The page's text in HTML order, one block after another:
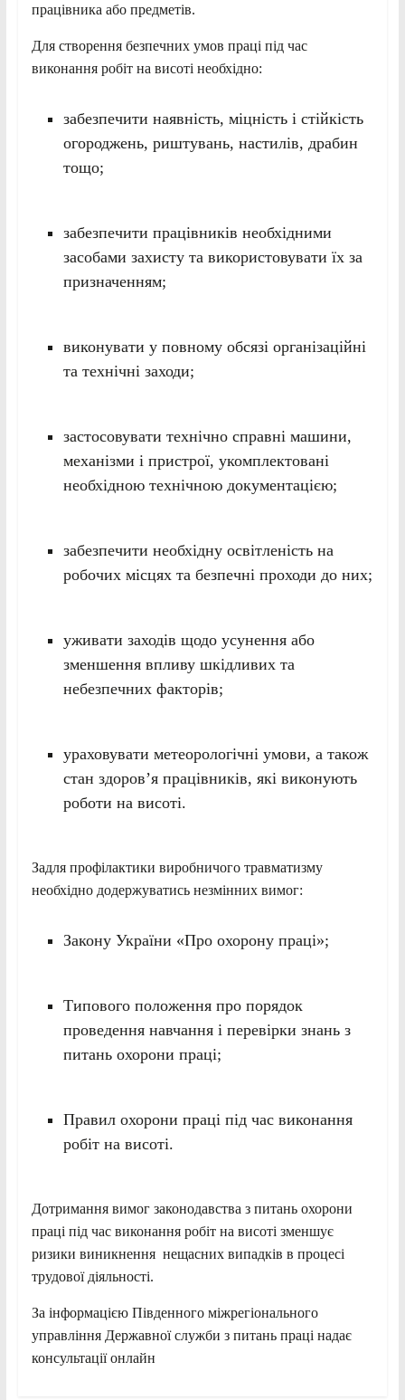
працівника або предметів.
Для створення безпечних умов праці під час
виконання робіт на висоті необхідно:
забезпечити наявність, міцність і стійкість
огороджень, риштувань, настилів, драбин
тощо;
забезпечити працівників необхідними
засобами захисту та використовувати їх за
призначенням;
виконувати у повному обсязі організаційні
та технічні заходи;
застосовувати технічно справні машини,
механізми і пристрої, укомплектовані
необхідною технічною документацією;
забезпечити необхідну освітленість на
робочих місцях та безпечні проходи до них;
уживати заходів щодо усунення або
зменшення впливу шкідливих та
небезпечних факторів;
ураховувати метеорологічні умови, а також
стан здоров’я працівників, які виконують
роботи на висоті.
Задля профілактики виробничого травматизму
необхідно додержуватись незмінних вимог:
Закону України «Про охорону праці»;
Типового положення про порядок
проведення навчання і перевірки знань з
питань охорони праці;
Правил охорони праці під час виконання
робіт на висоті.
Дотримання вимог законодавства з питань охорони
праці під час виконання робіт на висоті зменшує
ризики виникнення нещасних випадків в процесі
трудової діяльності.
За інформацією Південного міжрегіонального
управління Державної служби з питань праці надає
консультації онлайн